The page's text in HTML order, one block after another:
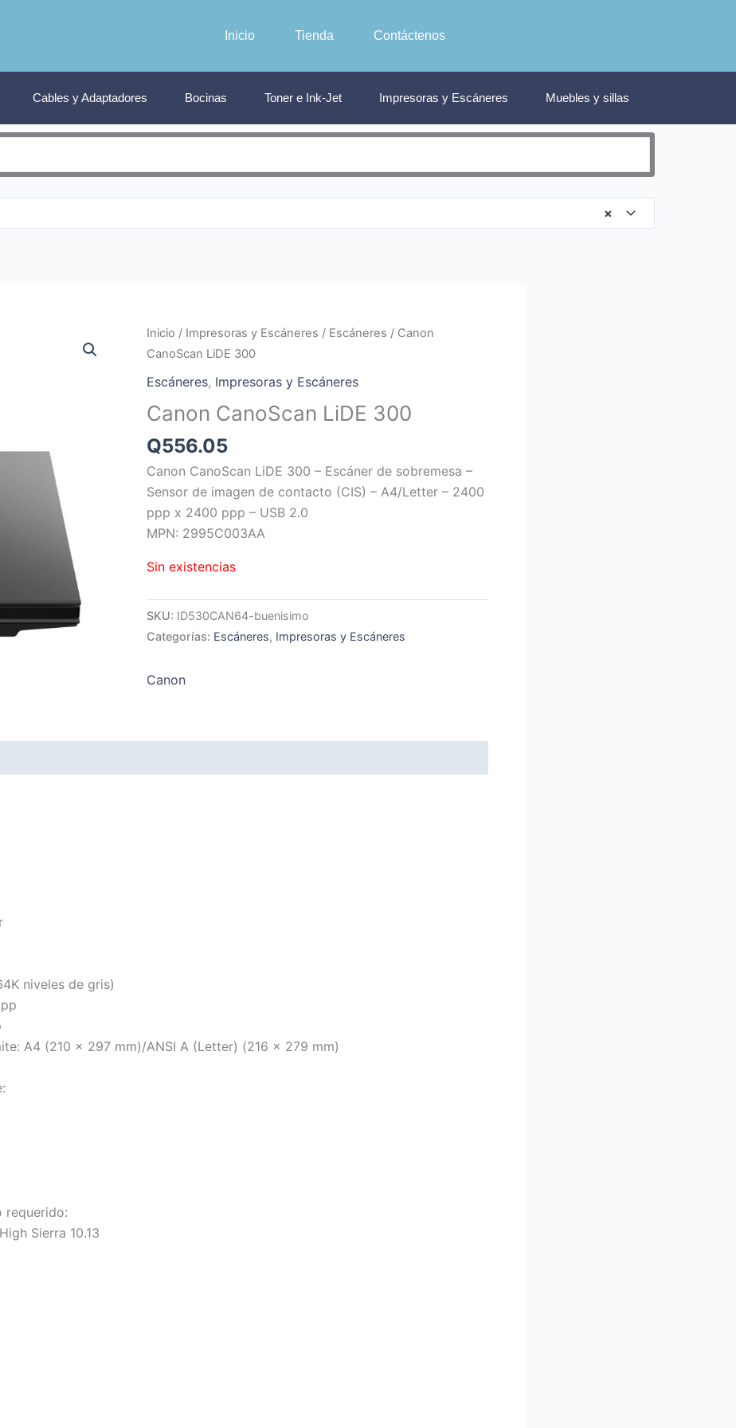
Inicio Tienda Contáctenos
Cables y Adaptadores Bocinas Toner e Ink-Jet Impresoras y Escáneres Muebles y sillas
×
Inicio / Impresoras y Escáneres / Escáneres / Canon
CanoScan LiDE 300
Escáneres, Impresoras y Escáneres
Canon CanoScan LiDE 300
Q556.05
Canon CanoScan LiDE 300 – Escáner de sobremesa –
Sensor de imagen de contacto (CIS) – A4/Letter – 2400
ppp x 2400 ppp – USB 2.0
MPN: 2995C003AA
Sin existencias
SKU: ID530CAN64-buenisimo
Categorías: Escáneres, Impresoras y Escáneres
Canon
niveles de gris)
A4 (210 x 297 mm)/ANSI A (Letter) (216 x 279 mm)
requerido:
Sierra 10.13